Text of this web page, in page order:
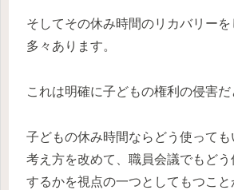
そしてその休み時間のリカバリーを
多々あります。
これは明確に子どもの権利の侵害だ
子どもの休み時間ならどう使って
考え方を改めて、職員会議でもど
するかを視点の一つとしてもつこと